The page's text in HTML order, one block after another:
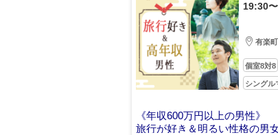
19:30
有楽
個室8対8
シングル
《年収600万円以上の男性》
旅行が好き＆明るい性格の男